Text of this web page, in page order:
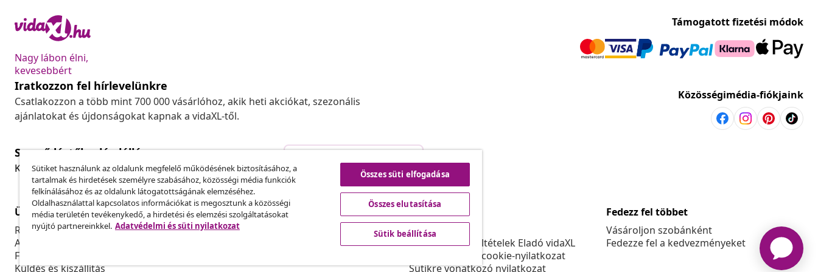
Nagy lábon élni,
kevesebbért
Támogatott fizetési módok
Iratkozzon fel hírlevelünkre
Csatlakozzon a több mint 700 000 vásárlóhoz, akik heti akciókat, szezonális
ajánlatokat és újdonságokat kapnak a vidaXL-től.
Közösségimédia-fiókjaink
Szerződéstől való elállás
Küldj be egy rendelés lemondására vonatkozó kérelmet.
Szerződéstől való elállás
Ügyfélszolgálat
Rendelés nyomon követése
A fiókom
Fizetés
Küldés és kiszállítás
Üzlet
Partnerprogram
vidaXL
A vidaXL-ről
Felhasználási feltételek Eladó vidaXL
Adatvédelmi és cookie-nyilatkozat
Sütikre vonatkozó nyilatkozat
Fedezz fel többet
Vásároljon szobánként
Fedezze fel a kedvezményeket
Sütiket használunk az oldalunk megfelelő működésének biztosításához, a
tartalmak és hirdetések személyre szabásához, közösségi média funkciók
felkínálásához és az oldalunk látogatottságának elemzéséhez.
Oldalhasználattal kapcsolatos információkat is megosztunk a közösségi
média területén tevékenykedő, a hirdetési és elemzési szolgáltatásokat
nyújtó partnereinkkel. Adatvédelmi és süti nyilatkozat
Összes süti elfogadása
Összes elutasítása
Sütik beállítása